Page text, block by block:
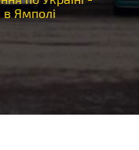
Ямполі